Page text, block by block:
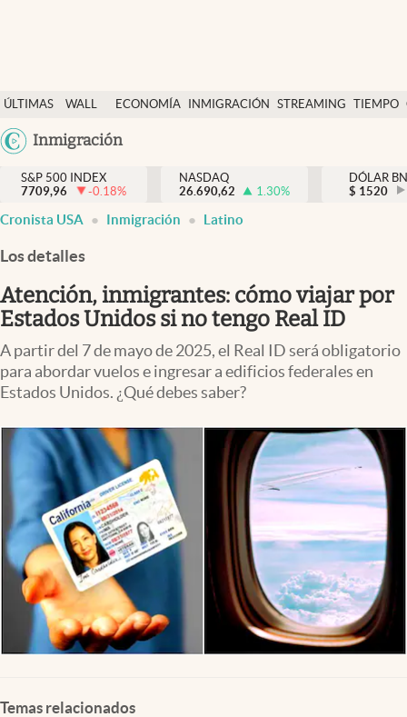
ÚLTIMAS
NOTICIAS
WALL
Y
DÓLAR
ECONOMÍA INMIGRACIÓN STREAMING TIEMPO
México
Inmigración
Finanzas y economía
Wall Street y dólar
Inmigración
Espiritual
Streaming
PC y mobile
USA
S&P 500 INDEX
7709,96
-0.18%
NASDAQ
26.690,62
1.30%
DÓLAR
$ 1520
Cronista USA Inmigración Latino
Los detalles
Atención, inmigrantes: cómo viajar por
Estados Unidos si no tengo Real ID
A partir del 7 de mayo de 2025, el Real ID será obligatorio
para abordar vuelos e ingresar a edificios federales en
Estados Unidos. ¿Qué debes saber?
Temas relacionados